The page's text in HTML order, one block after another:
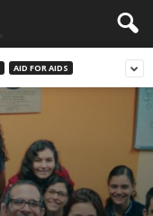
AID FOR AIDS